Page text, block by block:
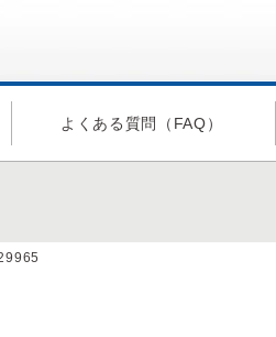
よくある質問（FAQ）